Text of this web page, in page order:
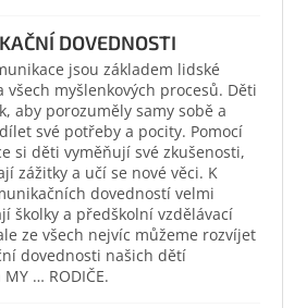
DOVEDNOSTI
jsou základem lidské
všech myšlenkových procesů. Děti
aby porozuměly samy sobě a
své potřeby a pocity. Pomocí
si děti vyměňují své zkušenosti,
zážitky a učí se nové věci. K
dovedností velmi
školky a předškolní vzdělávací
ze všech nejvíc můžeme rozvíjet
dovednosti našich dětí
… RODIČE.